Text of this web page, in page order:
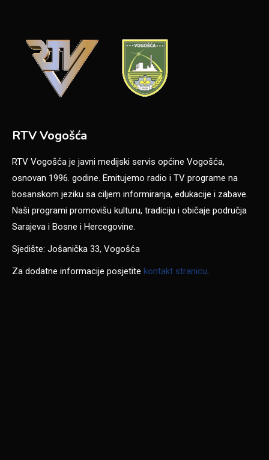
RTV Vogošća
RTV Vogošća je javni medijski servis općine Vogošća,
osnovan 1996. godine. Emitujemo radio i TV programe na
bosanskom jeziku sa ciljem informiranja, edukacije i zabave.
Naši programi promovišu kulturu, tradiciju i običaje područja
Sarajeva i Bosne i Hercegovine.
Sjedište: Jošanička 33, Vogošća
Za dodatne informacije posjetite kontakt stranicu.